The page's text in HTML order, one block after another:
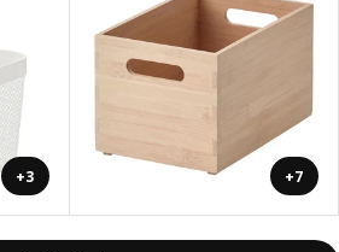
+3 +7